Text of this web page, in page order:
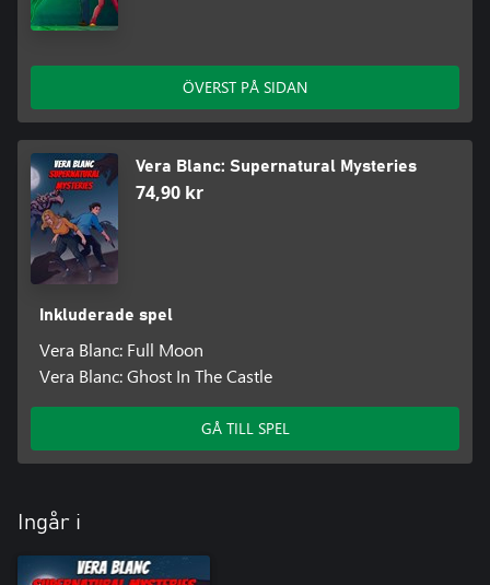
ÖVERST PÅ SIDAN
Vera Blanc: Supernatural Mysteries
74,90 kr
Inkluderade spel
Vera Blanc: Full Moon
Vera Blanc: Ghost In The Castle
GÅ TILL SPEL
Ingår i